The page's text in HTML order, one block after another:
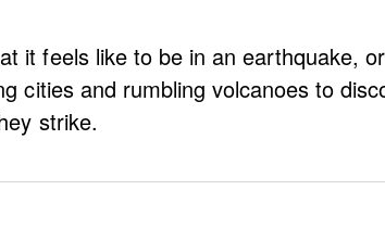
it feels like to be in an earthquake,
cities and rumbling volcanoes to
strike.